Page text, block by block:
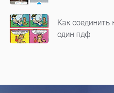
Как соединить
один пдф